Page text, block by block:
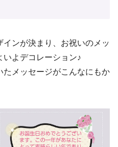
ンが決まり、お祝いのメッ
いよデコレーション♪
メッセージがこんなにもか